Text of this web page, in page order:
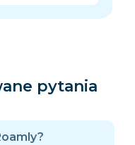
pytania